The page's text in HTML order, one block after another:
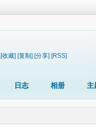
[收藏] [复制] [分享] [RSS]
日志 相册 主